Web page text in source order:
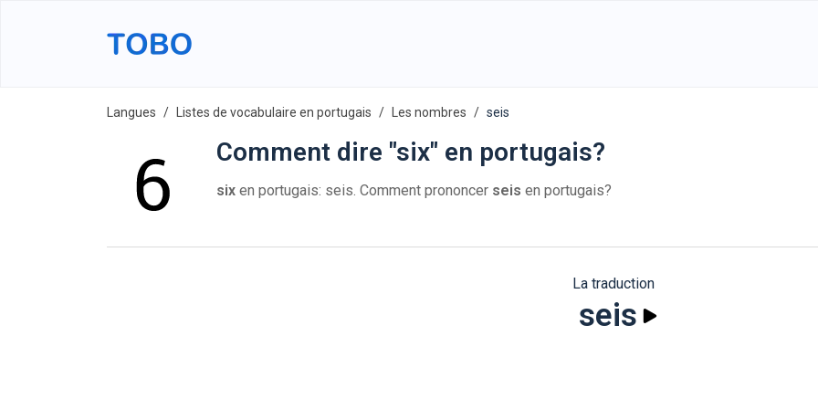
Langues Listes de vocabulaire en portugais Les nombres seis
Comment dire "six" en portugais?
six en portugais: seis. Comment prononcer seis en portugais?
La traduction
seis